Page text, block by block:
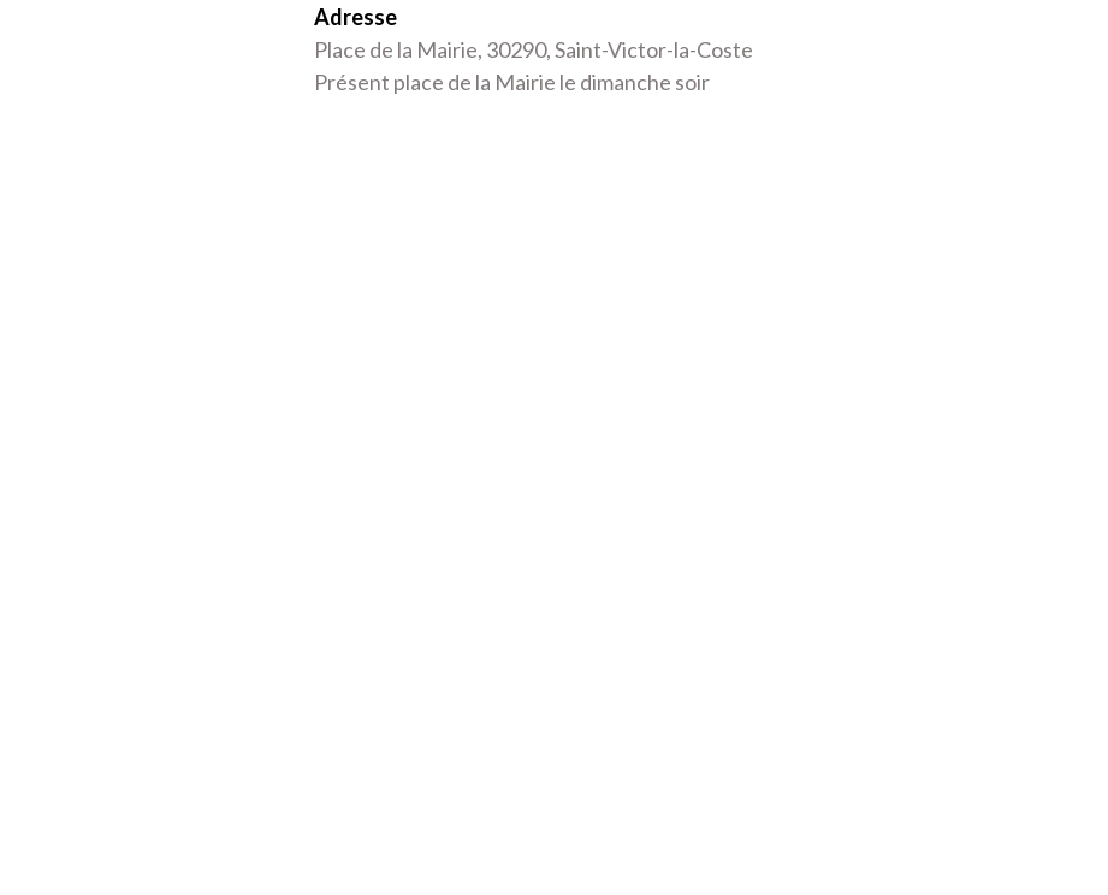
Adresse
Place de la Mairie, 30290, Saint-Victor-la-Coste
Présent place de la Mairie le dimanche soir